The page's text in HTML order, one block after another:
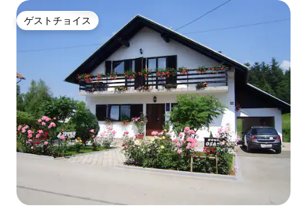
ゲストチョイス
ゲストチョイス